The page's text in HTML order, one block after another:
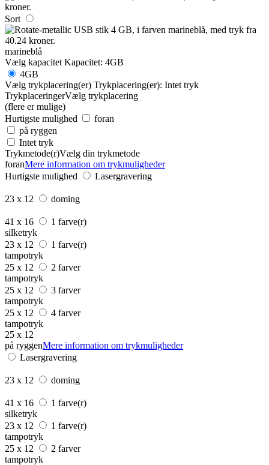
Sort
marineblå
Vælg kapacitet Kapacitet: 4GB
4GB
Vælg trykplacering(er) Trykplacering(er): Intet tryk
TrykplaceringerVælg trykplacering
(flere er mulige)
Hurtigste mulighed
foran
på ryggen
Intet tryk
Trykmetode(r)Vælg din trykmetode
foranMere information om trykmuligheder
Hurtigste mulighed
Lasergravering
23 x 12 doming
41 x 16
1 farve(r)
silketryk
23 x 12
1 farve(r)
tampotryk
25 x 12
2 farver
tampotryk
25 x 12
3 farver
tampotryk
25 x 12
4 farver
tampotryk
25 x 12
på ryggenMere information om trykmuligheder
Lasergravering
23 x 12 doming
41 x 16
1 farve(r)
silketryk
23 x 12
1 farve(r)
tampotryk
25 x 12
2 farver
tampotryk